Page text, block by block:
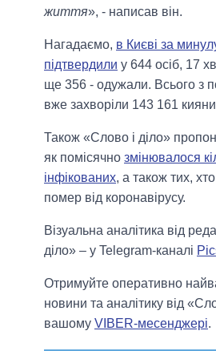
життя», - написав він.
Нагадаємо, в Києві за
підтвердили у 644 осіб, 17
ще 356 - одужали. Всього з
вже захворіли 143 161
Також «Слово і діло»
як помісячно змінювалося
інфікованих, а також тих,
помер від коронавірусу.
Візуальна аналітика від
діло» – у Telegram-каналі
Отримуйте оперативно
новини та аналітику від
вашому VIBER-месенджері.